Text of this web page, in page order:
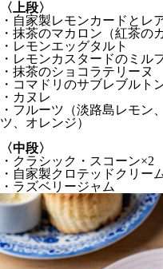
〈上段〉
・自家製レモンカードとレ
・抹茶のマカロン（紅茶の
・レモンエッグタルト
・レモンカスタードのミル
・抹茶のショコラテリーヌ
・コマドリのサブレブルト
・カヌレ
・フルーツ（淡路島レモン
ツ、オレンジ）
〈中段〉
・クラシック・スコーン×2
・自家製クロテッドクリー
・ラズベリージャム